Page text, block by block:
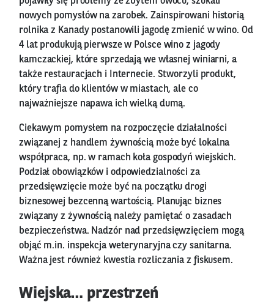
nowych pomysłów na zarobek. Zainspirowani historią
rolnika z Kanady postanowili jagodę zmienić w wino. Od
4 lat produkują pierwsze w Polsce wino z jagody
kamczackiej, które sprzedają we własnej winiarni, a
także restauracjach i Internecie. Stworzyli produkt,
który trafia do klientów w miastach, ale co
najważniejsze napawa ich wielką dumą.
Ciekawym pomysłem na rozpoczęcie działalności
związanej z handlem żywnością może być lokalna
współpraca, np. w ramach koła gospodyń wiejskich.
Podział obowiązków i odpowiedzialności za
przedsięwzięcie może być na początku drogi
biznesowej bezcenną wartością. Planując biznes
związany z żywnością należy pamiętać o zasadach
bezpieczeństwa. Nadzór nad przedsięwzięciem mogą
objąć m.in. inspekcja weterynaryjna czy sanitarna.
Ważna jest również kwestia rozliczania z fiskusem.
Wiejska… przestrzeń